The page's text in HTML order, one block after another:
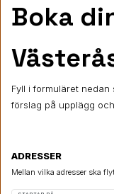
Boka
Fyll i formuläret
förslag på upplägg
ADRESSER
Mellan vilka adresser ska